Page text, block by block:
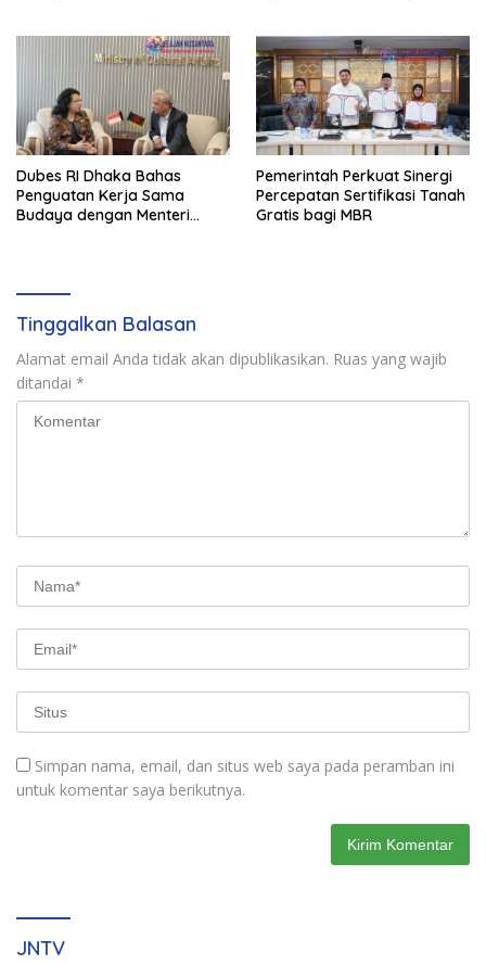
Dubes RI Dhaka Bahas
Penguatan Kerja Sama
Budaya dengan Menteri
Pemerintah Perkuat Sinergi
Percepatan Sertifikasi Tanah
Gratis bagi MBR
Tinggalkan Balasan
Alamat email Anda tidak akan dipublikasikan. Ruas yang wajib
ditandai *
Simpan nama, email, dan situs web saya pada peramban ini
untuk komentar saya berikutnya.
JNTV